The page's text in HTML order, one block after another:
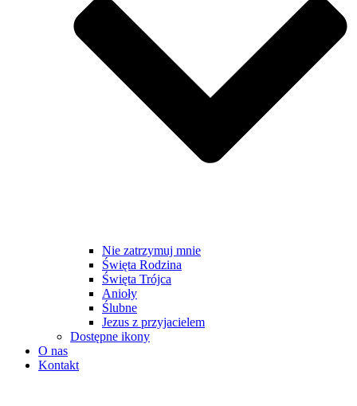
Nie zatrzymuj mnie
Święta Rodzina
Święta Trójca
Anioły
Ślubne
Jezus z przyjacielem
Dostępne ikony
O nas
Kontakt